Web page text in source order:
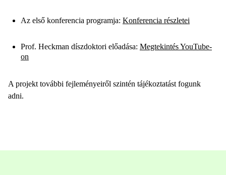
Az első konferencia programja: Konferencia részletei
Prof. Heckman díszdoktori előadása: Megtekintés YouTube-
on
A projekt további fejleményeiről szintén tájékoztatást fogunk
adni.